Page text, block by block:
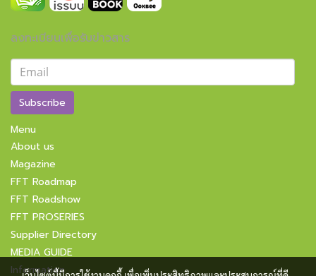
ลงทะเบียนเพื่อรับข่าวสาร
Subscribe
Menu
About us
Magazine
FFT Roadmap
FFT Roadshow
FFT PROSERIES
Supplier Directory
MEDIA GUIDE
Information